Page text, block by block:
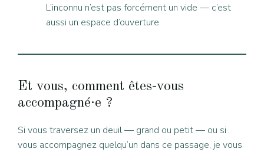
L’inconnu n’est pas forcément un vide — c’est
aussi un espace d’ouverture.
Et vous, comment êtes-vous
accompagné·e ?
Si vous traversez un deuil — grand ou petit — ou si
vous accompagnez quelqu’un dans ce passage, je vous